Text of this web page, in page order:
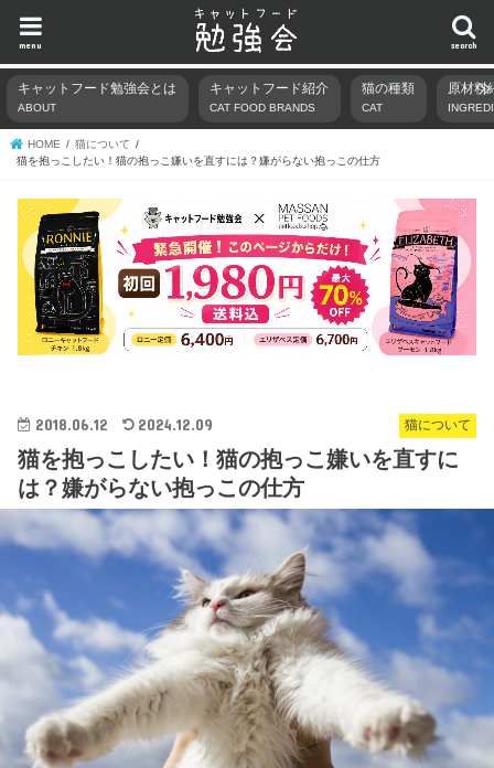
search
menu
キャットフード勉強会とは
ABOUT
キャットフード紹介
CAT FOOD BRANDS
猫の種類
CAT
原材料
HOME
猫について
猫を抱っこしたい！猫の抱っこ嫌いを直すには？嫌がらない抱っこの仕方
猫について
2018.06.12 2024.12.09
猫を抱っこしたい！猫の抱っこ嫌いを直すに
は？嫌がらない抱っこの仕方